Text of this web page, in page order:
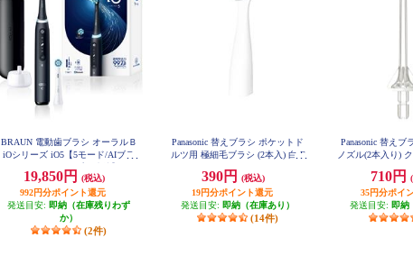
BRAUN 電動歯ブラシ オーラルＢ
iOシリーズ iO5【5モード/AIブラ
52J62KBK
19,850円
(税込)
992円分ポイント還元
発送目安: 即納（在庫残りわず
か）
(2件)
Panasonic 替えブラシ ポケットド
ルツ用 極細毛ブラシ (2本入) 白 E
390円
(税込)
19円分ポイント還元
発送目安: 即納（在庫あり）
(14件)
Panasonic 替えブ
ノズル(2本入り)
710円
35円分ポイ
発送目安: 即納